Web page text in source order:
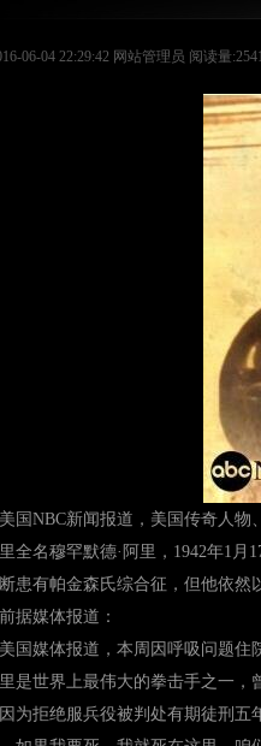
06-04 22:29:42 网站管理员 阅读量
国NBC新闻报道，美国传奇人物
全名穆罕默德·阿里，1942年1
患有帕金森氏综合征，但他依然
据媒体报道：
国媒体报道，本周因呼吸问题住
是世界上最伟大的拳击手之一，
为拒绝服兵役被判处有期徒刑五